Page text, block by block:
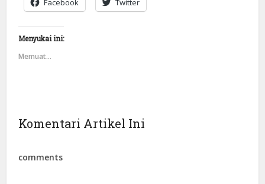
Facebook Twitter
Menyukai ini:
Memuat...
Komentari Artikel Ini
comments